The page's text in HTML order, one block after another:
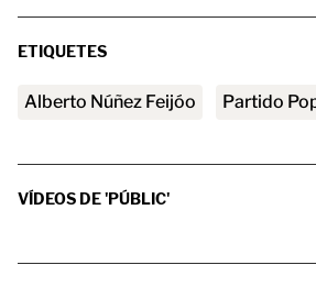
ETIQUETES
Alberto Núñez Feijóo Partido
VÍDEOS DE 'PÚBLIC'